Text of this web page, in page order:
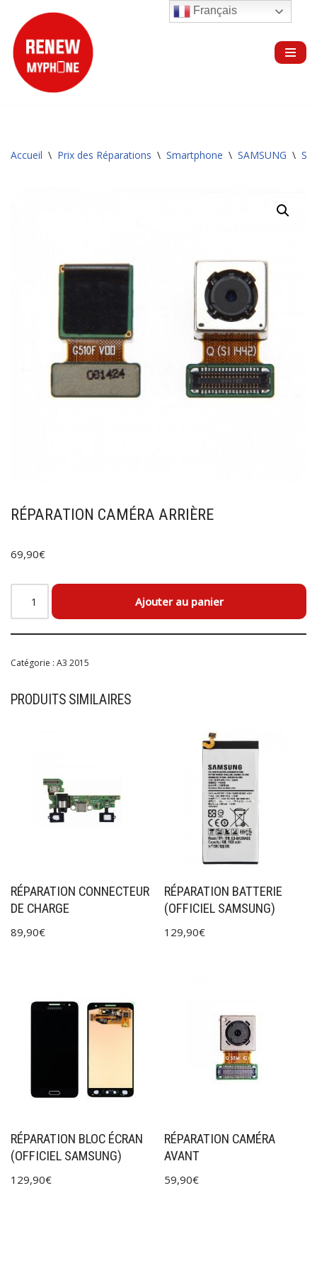
Aller
au
contenu
Accueil \ Prix des Réparations \ Smartphone \ SAMSUNG \
RÉPARATION CAMÉRA ARRIÈRE
69,90€
Ajouter au panier
Catégorie : A3 2015
PRODUITS SIMILAIRES
RÉPARATION CONNECTEUR
DE CHARGE
89,90€
RÉPARATION BATTERIE
(OFFICIEL SAMSUNG)
129,90€
RÉPARATION BLOC ÉCRAN
(OFFICIEL SAMSUNG)
129,90€
RÉPARATION CAMÉRA
AVANT
59,90€
Français